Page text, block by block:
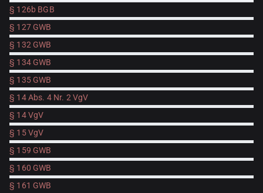
§ 126b BGB
§ 127 GWB
§ 132 GWB
§ 134 GWB
§ 135 GWB
§ 14 Abs. 4 Nr. 2 VgV
§ 14 VgV
§ 15 VgV
§ 159 GWB
§ 160 GWB
§ 161 GWB